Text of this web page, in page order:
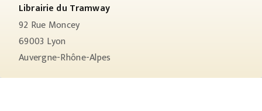
Librairie du Tramway
92 Rue Moncey
69003 Lyon
Auvergne-Rhône-Alpes